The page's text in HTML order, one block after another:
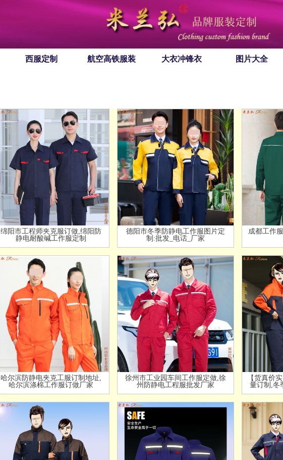
西服定制 航空高铁服装 大衣冲锋衣 图片大全
绵阳市工程师夹克服订做,绵阳防
静电耐酸碱工作服定制
德阳市冬季防静电工作服图片定
制:批发_电话_厂家
成都工作
哈尔滨防静电夹克工服订制地址,
哈尔滨涤棉工作服订做厂家
徐州市工业园车间工作服定做,徐
州防静电工程服批发厂家
【货真价
量订制,冬